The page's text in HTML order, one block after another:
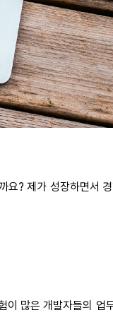
요? 제가 성장하면서
이 많은 개발자들의 업